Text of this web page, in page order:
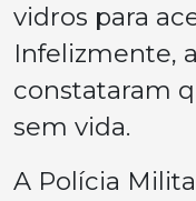
vidros para
Infelizmente,
constataram
sem vida.
A Polícia